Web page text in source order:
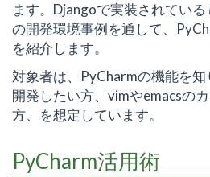
ます。Djangoで実装されている
の開発環境事例を通して、
を紹介します。
対象者は、PyCharmの機能を
開発したい方、vimやemacsの
方、を想定しています。
PyCharm活用術